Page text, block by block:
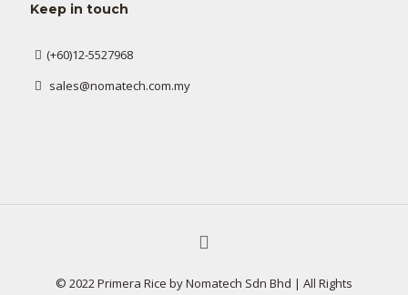
Keep in touch
(+60)12-5527968
sales@nomatech.com.my
© 2022 Primera Rice by Nomatech Sdn Bhd | All Rights